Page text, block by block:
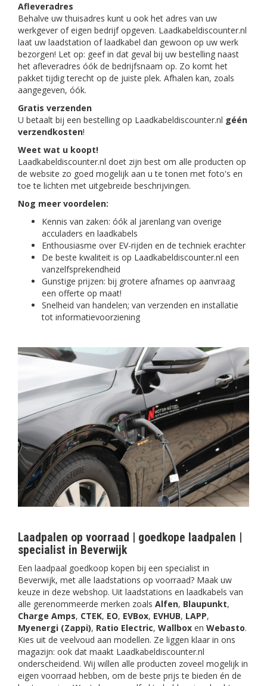
Afleveradres
Behalve uw thuisadres kunt u ook het adres van uw
werkgever of eigen bedrijf opgeven. Laadkabeldiscounter.nl
laat uw laadstation of laadkabel dan gewoon op uw werk
bezorgen! Let op: geef in dat geval bij uw bestelling naast
het afleveradres óók de bedrijfsnaam op. Zo komt het
pakket tijdig terecht op de juiste plek. Afhalen kan, zoals
aangegeven, óók.
Gratis verzenden
U betaalt bij een bestelling op Laadkabeldiscounter.nl géén
verzendkosten!
Weet wat u koopt!
Laadkabeldiscounter.nl doet zijn best om alle producten op
de website zo goed mogelijk aan u te tonen met foto's en
toe te lichten met uitgebreide beschrijvingen.
Nog meer voordelen:
Kennis van zaken: óók al jarenlang van overige
acculaders en laadkabels
Enthousiasme over EV-rijden en de techniek erachter
De beste kwaliteit is op Laadkabeldiscounter.nl een
vanzelfsprekendheid
Gunstige prijzen: bij grotere afnames op aanvraag
een offerte op maat!
Snelheid van handelen; van verzenden en installatie
tot informatievoorziening
Laadpalen op voorraad | goedkope laadpalen |
specialist in Beverwijk
Een laadpaal goedkoop kopen bij een specialist in
Beverwijk, met alle laadstations op voorraad? Maak uw
keuze in deze webshop. Uit laadstations en laadkabels van
alle gerenommeerde merken zoals Alfen, Blaupunkt,
Charge Amps, CTEK, EO, EVBox, EVHUB, LAPP,
Myenergi (Zappi), Ratio Electric, Wallbox en Webasto.
Kies uit de veelvoud aan modellen. Ze liggen klaar in ons
magazijn: ook dat maakt Laadkabeldiscounter.nl
onderscheidend. Wij willen alle producten zoveel mogelijk in
eigen voorraad hebben, om de beste prijs te bieden én de